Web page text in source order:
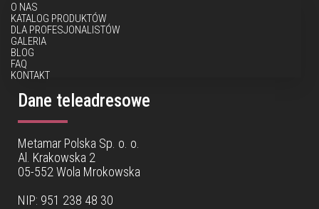
O NAS
KATALOG PRODUKTÓW
DLA PROFESJONALISTÓW
GALERIA
BLOG
FAQ
KONTAKT
Dane teleadresowe
Metamar Polska Sp. o. o.
Al. Krakowska 2
05-552 Wola Mrokowska
NIP: 951 238 48 30